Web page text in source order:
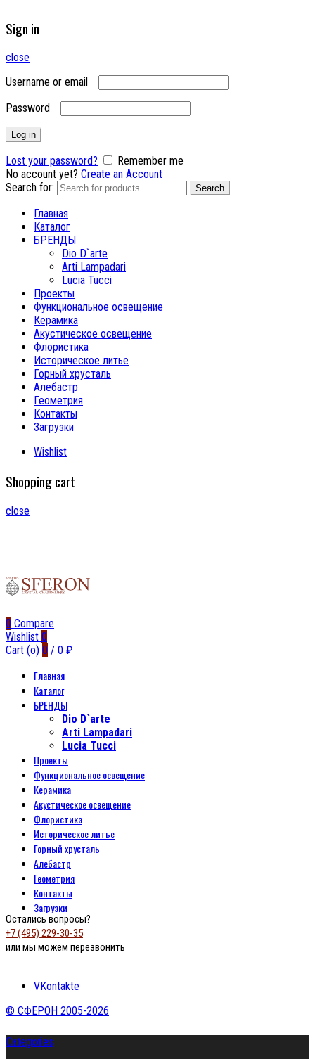
Sign in
close
Username or email
Password
Log in
Lost your password?
Remember me
No account yet? Create an Account
Search for:
Search
Главная
Каталог
БРЕНДЫ
Dio D`arte
Arti Lampadari
Lucia Tucci
Проекты
Функциональное освещение
Керамика
Акустическое освещение
Флористика
Историческое литье
Горный хрусталь
Алебастр
Геометрия
Контакты
Загрузки
Wishlist
Shopping cart
close
0 Compare
Wishlist 0
Cart (o) 0 / 0 ₽
Главная
Каталог
БРЕНДЫ
Dio D`arte
Arti Lampadari
Lucia Tucci
Проекты
Функциональное освещение
Керамика
Акустическое освещение
Флористика
Историческое литье
Горный хрусталь
Алебастр
Геометрия
Контакты
Загрузки
Остались вопросы?
+7 (495) 229-30-35
или мы можем перезвонить
VKontakte
© СФЕРОН 2005-2026
Categories